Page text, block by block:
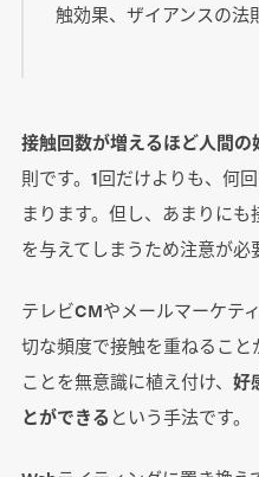
触効果、ザイアンスの法
接触回数が増えるほど人間の
則です。1回だけよりも、何
まります。但し、あまりに
を与えてしまうため注意が必
テレビCMやメールマーケテ
切な頻度で接触を重ねるこ
ことを無意識に植え付け、 好
とができる という手法です。